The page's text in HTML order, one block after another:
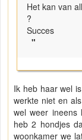
Het kan van
?
Succes
"
Ik heb haar wel
werkte niet en
wel weer ineens
heb 2 hondjes
woonkamer we